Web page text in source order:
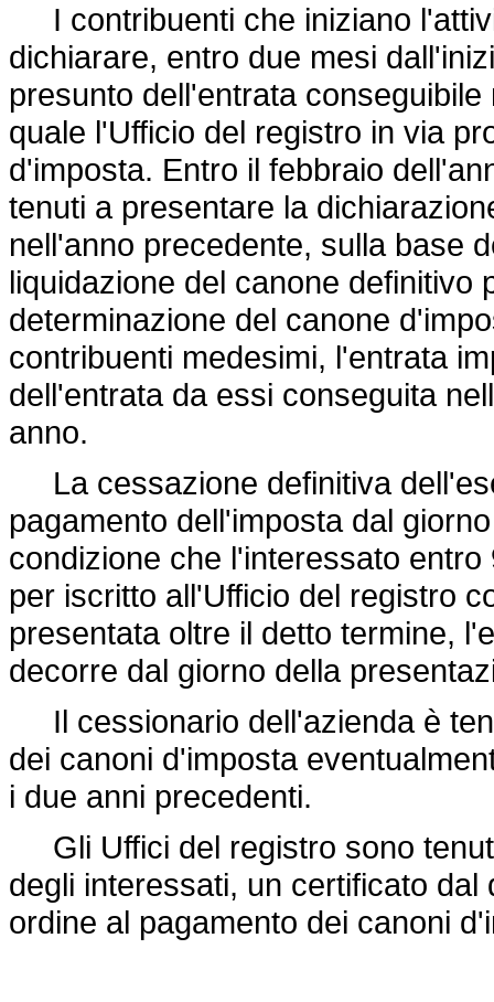
I contribuenti che iniziano
dichiarare, entro due mesi
presunto dell'entrata
quale l'Ufficio del registro in via
d'imposta. Entro il febbraio
tenuti a presentare la
nell'anno precedente, sulla base
liquidazione del canone definitivo
determinazione del canone
contribuenti medesimi, l'entrata
dell'entrata da essi conseguita
anno.
La cessazione definitiva
pagamento dell'imposta dal
condizione che l'interessato
per iscritto all'Ufficio del registro
presentata oltre il detto termine,
decorre dal giorno della
Il cessionario dell'azienda è
dei canoni d'imposta
i due anni precedenti.
Gli Uffici del registro sono
degli interessati, un certificato
ordine al pagamento dei canoni